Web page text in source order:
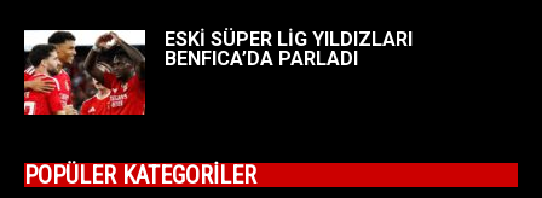
ESKİ SÜPER LİG YILDIZLARI
BENFICA’DA PARLADI
POPÜLER KATEGORİLER